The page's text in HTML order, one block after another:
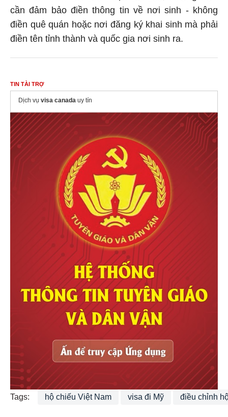
cần đảm bảo điền thông tin về nơi sinh - không
điền quê quán hoặc nơi đăng ký khai sinh mà phải
điền tên tỉnh thành và quốc gia nơi sinh ra.
TIN TÀI TRỢ
Dịch vụ visa canada uy tín
Tags: hộ chiếu Việt Nam visa đi Mỹ điều chỉnh